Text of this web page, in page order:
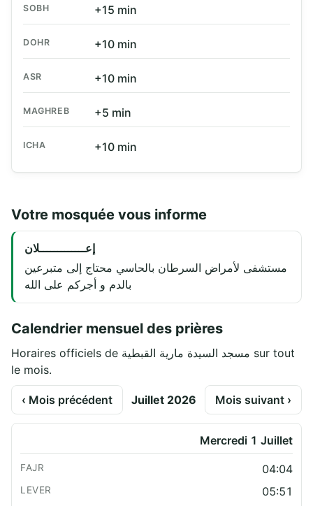
SOBH +15 min
DOHR +10 min
ASR +10 min
MAGHREB +5 min
ICHA +10 min
Votre mosquée vous informe
إعـــــــــــــلان
مستشفى لأمراض السرطان بالحاسي محتاج إلى متبرعين
بالدم و أجركم على الله
Calendrier mensuel des prières
Horaires officiels de مسجد السيدة مارية القبطية sur tout
le mois.
‹ Mois précédent Juillet 2026 Mois suivant ›
Mercredi 1 Juillet
04:04
05:51